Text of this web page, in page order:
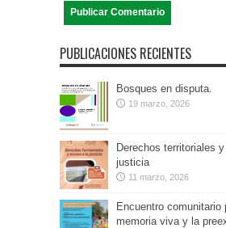
PUBLICACIONES RECIENTES
Bosques en disputa.
19 marzo, 2026
Derechos territoriales
justicia
11 marzo, 2026
Encuentro comunitario
memoria viva y la